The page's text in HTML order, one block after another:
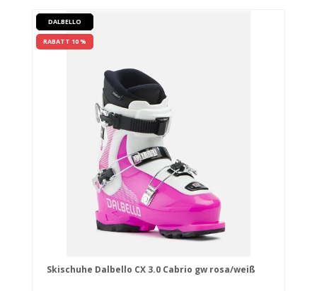
DALBELLO
RABATT 10 %
Skischuhe Dalbello CX 3.0 Cabrio gw rosa/weiß